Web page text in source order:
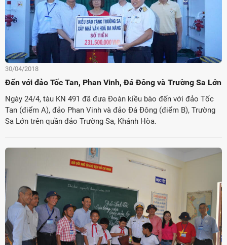
30/04/2018
Đến với đảo Tốc Tan, Phan Vinh, Đá Đông và Trường Sa Lớn
Ngày 24/4, tàu KN 491 đã đưa Đoàn kiều bào đến với đảo Tốc
Tan (điểm A), đảo Phan Vinh và đảo Đá Đông (điểm B), Trường
Sa Lớn trên quần đảo Trường Sa, Khánh Hòa.